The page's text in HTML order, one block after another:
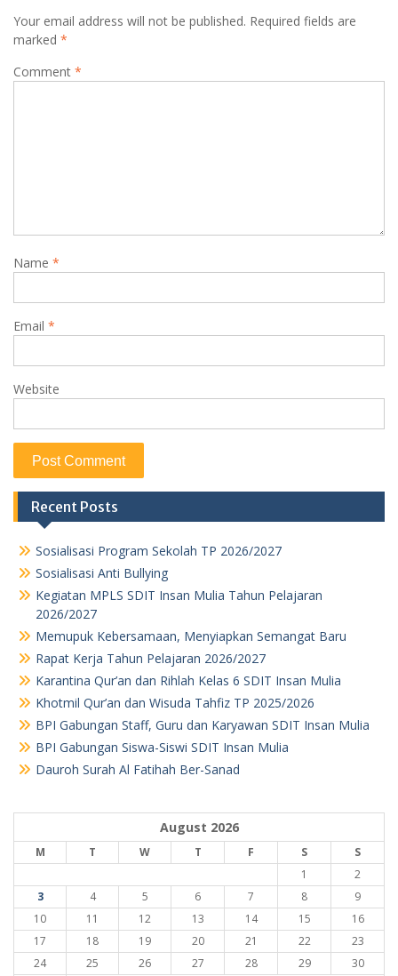
Your email address will not be published. Required fields are
marked *
Comment *
Name *
Email *
Website
Recent Posts
Sosialisasi Program Sekolah TP 2026/2027
Sosialisasi Anti Bullying
Kegiatan MPLS SDIT Insan Mulia Tahun Pelajaran
2026/2027
Memupuk Kebersamaan, Menyiapkan Semangat Baru
Rapat Kerja Tahun Pelajaran 2026/2027
Karantina Qur’an dan Rihlah Kelas 6 SDIT Insan Mulia
Khotmil Qur’an dan Wisuda Tahfiz TP 2025/2026
BPI Gabungan Staff, Guru dan Karyawan SDIT Insan Mulia
BPI Gabungan Siswa-Siswi SDIT Insan Mulia
Dauroh Surah Al Fatihah Ber-Sanad
August 2026
M T W T F S
S
1
2
3
4 5 6 7 8
9
10
11 12 13 14 15
16
17
18 19 20 21 22
23
24
25 26 27 28 29
30